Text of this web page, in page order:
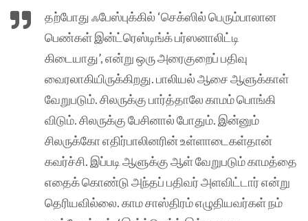
தற்போது ஃபேஸ்புக்கில் ‘செக்ஸில் பெரும்பாலான
பெண்கள் இன்ட்ரெஸ்டிங்க் பர்ஸனாலிட்டி
கிடையாது’, என்று ஒரு அரைகுறைப் பதிவு
வைரலாகியிருக்கிறது. பாலியல் ஆசை ஆளுக்காள்
வேறுபடும். சிலருக்கு பார்த்தாலே காமம் பொங்கி
விடும். சிலருக்கு பேசினால் போதும். இன்னும்
சிலருக்கோ எதிர்பாலினரின் உள்ளாடைகள்தான்
கவர்ச்சி. இப்படி ஆளுக்கு ஆள் வேறுபடும் காமத்தை
எதைக் கொண்டு அந்தப் பதிவர் அளவிட்டார் என்று
தெரியவில்லை. காம சாஸ்திரம் எழுதியவர்கள் நம்